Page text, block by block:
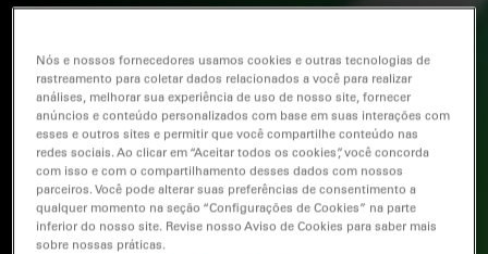
Nós e nossos fornecedores usamos cookies e outras tecnologias de
rastreamento para coletar dados relacionados a você para realizar
análises, melhorar sua experiência de uso de nosso site, fornecer
anúncios e conteúdo personalizados com base em suas interações com
esses e outros sites e permitir que você compartilhe conteúdo nas
redes sociais. Ao clicar em “Aceitar todos os cookies”, você concorda
com isso e com o compartilhamento desses dados com nossos
parceiros. Você pode alterar suas preferências de consentimento a
qualquer momento na seção “Configurações de Cookies” na parte
inferior do nosso site. Revise nosso Aviso de Cookies para saber mais
sobre nossas práticas.